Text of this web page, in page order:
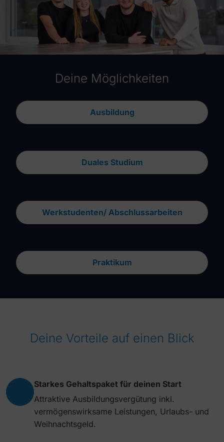
Deine Möglichkeiten
Ausbildung
Duales Studium
Werkstudenten/ Abschlussarbeiten
Praktikum
Deine Vorteile auf einen Blick
Starkes Gehaltspaket für deinen Start
Attraktive Ausbildungsvergütung inkl.
vermögenswirksame Leistungen, Urlaubs- und
Weihnachtsgeld.